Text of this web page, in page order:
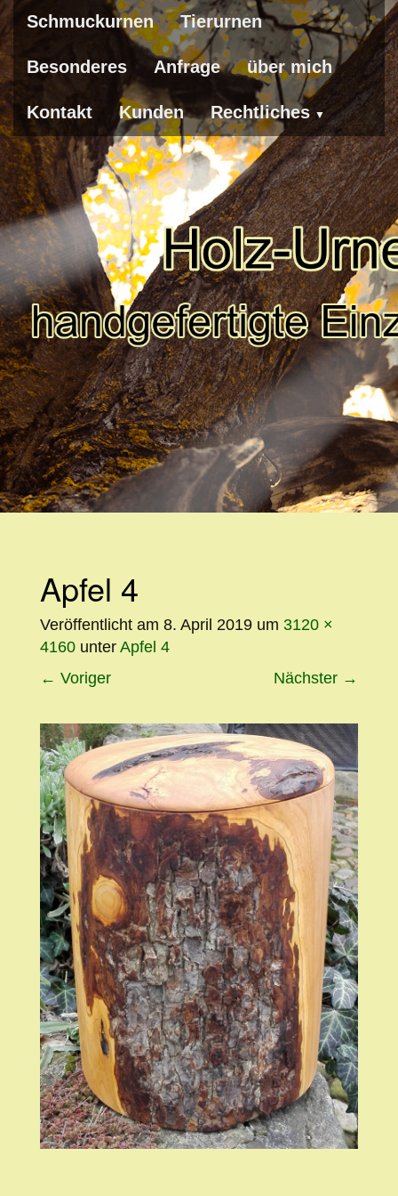
Schmuckurnen Tierurnen
Besonderes Anfrage über mich
Kontakt Kunden Rechtliches
WEITER
ZUM
Apfel 4
Veröffentlicht am 8. April 2019 um 3120 ×
4160 unter Apfel 4
← Voriger Nächster →